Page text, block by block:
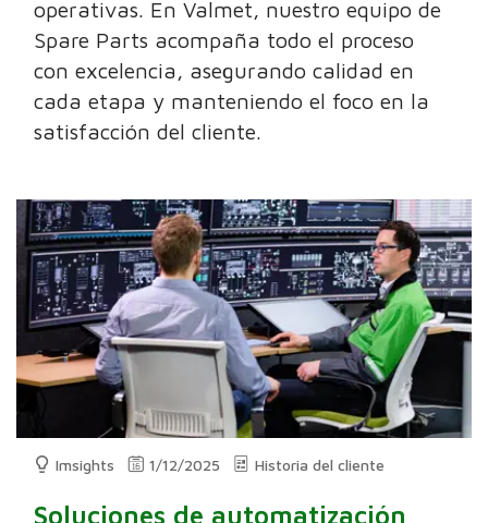
operativas. En Valmet, nuestro equipo de
Spare Parts acompaña todo el proceso
con excelencia, asegurando calidad en
cada etapa y manteniendo el foco en la
satisfacción del cliente.
Imsights 1/12/2025 Historia del cliente
Soluciones de automatización